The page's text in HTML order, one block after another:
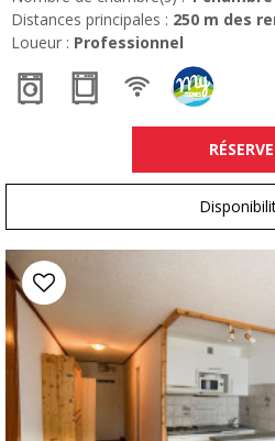
Distances principales : 250 m des
Loueur : Professionnel